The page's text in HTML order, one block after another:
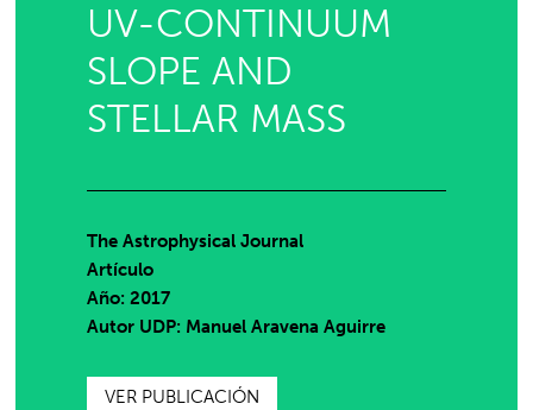
UV-CONTINUUM
SLOPE AND
STELLAR MASS
The Astrophysical Journal
Artículo
Año: 2017
Autor UDP: Manuel Aravena Aguirre
VER PUBLICACIÓN